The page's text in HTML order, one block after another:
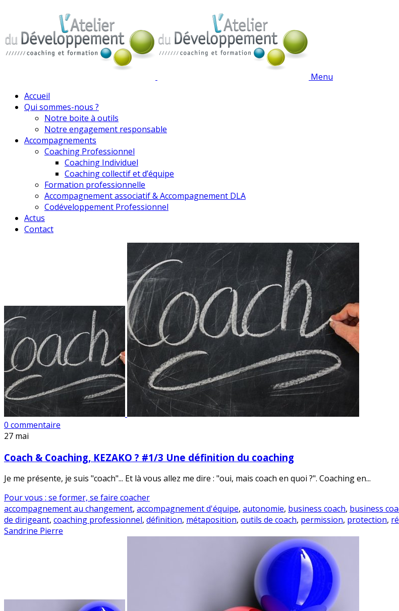
Menu
Accueil
Qui sommes-nous ?
Notre boite à outils
Notre engagement responsable
Accompagnements
Coaching Professionnel
Coaching Individuel
Coaching collectif et d’équipe
Formation professionnelle
Accompagnement associatif & Accompagnement DLA
Codéveloppement Professionnel
Actus
Contact
0 commentaire
27 mai
Coach & Coaching, KEZAKO ? #1/3 Une définition du coaching
Je me présente, je suis "coach"... Et là vous allez me dire : "oui, mais coach en quoi ?". Coaching en...
Pour vous : se former, se faire coacher
accompagnement au changement, accompagnement d'équipe, autonomie, business coach, business
de dirigeant, coaching professionnel, définition, métaposition, outils de coach, permission, protection,
Sandrine Pierre